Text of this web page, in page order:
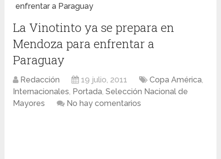
enfrentar a Paraguay
La Vinotinto ya se prepara en
Mendoza para enfrentar a
Paraguay
Redacción 19 julio, 2011 Copa América,
Internacionales, Portada,Selección Nacional de
Mayores
No hay comentarios